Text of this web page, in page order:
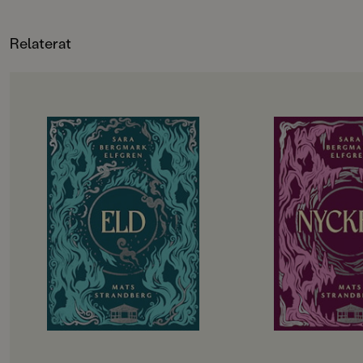
Relaterat
OM BOKEN
De utvalda ska börja andra året på
gymnasiet. Hela sommarlovet har
de hållit andan i väntan på
demonernas nästa drag. Men hotet
kommer från ett håll de aldrig
kunnat förutse. Det blir alltmer
uppenbart att något är väldigt,
väldigt fel i Engelsfors. Det
förflutna vävs ihop med nuet. De
levande möter de döda. De utvalda
knyts allt tätare till varandra och
påminns återigen om att magi inte
kan lindra olycklig kärlek eller laga
OM BOKEN
Det har gått drygt
tragedin i
gympasal. De
att återhämta sig
vänds upp och ner
besvaras.
Lojaliteter prövas.
att rinna ut och till
utvalda bara vara
Allt kommer att